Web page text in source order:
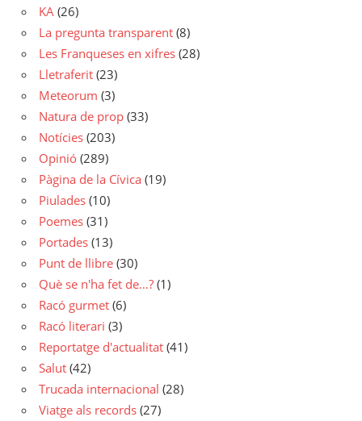
KA (26)
La pregunta transparent (8)
Les Franqueses en xifres (28)
Lletraferit (23)
Meteorum (3)
Natura de prop (33)
Notícies (203)
Opinió (289)
Pàgina de la Cívica (19)
Piulades (10)
Poemes (31)
Portades (13)
Punt de llibre (30)
Què se n'ha fet de…? (1)
Racó gurmet (6)
Racó literari (3)
Reportatge d'actualitat (41)
Salut (42)
Trucada internacional (28)
Viatge als records (27)